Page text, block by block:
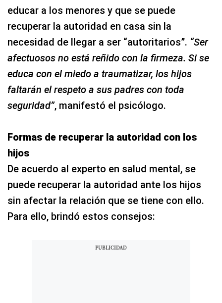
educar a los menores y que se puede
recuperar la autoridad en casa sin la
necesidad de llegar a ser “autoritarios”. “Ser
afectuosos no está reñido con la firmeza. Si se
educa con el miedo a traumatizar, los hijos
faltarán el respeto a sus padres con toda
seguridad”, manifestó el psicólogo.
Formas de recuperar la autoridad con los
hijos
De acuerdo al experto en salud mental, se
puede recuperar la autoridad ante los hijos
sin afectar la relación que se tiene con ello.
Para ello, brindó estos consejos: